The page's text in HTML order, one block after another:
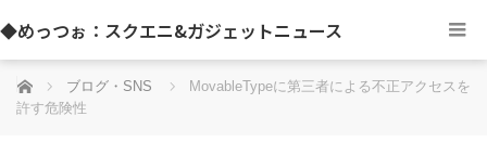
◆めっつぉ：スクエニ&ガジェットニュース
ホーム ブログ・SNS
MovableTypeに第三者による不正アクセスを
許す危険性